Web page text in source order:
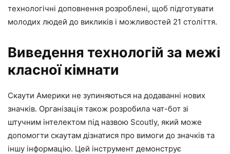
технологічні доповнення розроблені, щоб підготувати
молодих людей до викликів і можливостей 21 століття.
Виведення технологій за межі
класної кімнати
Скаути Америки не зупиняються на додаванні нових
значків. Організація також розробила чат-бот зі
штучним інтелектом під назвою Scoutly, який може
допомогти скаутам дізнатися про вимоги до значків та
іншу інформацію. Цей інструмент демонструє